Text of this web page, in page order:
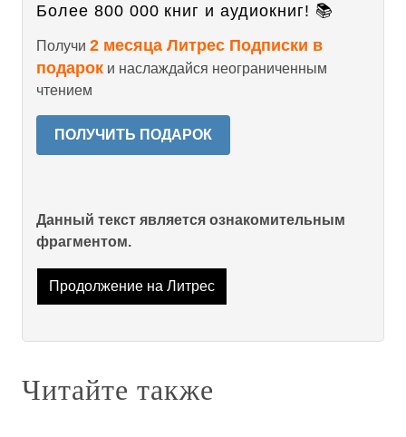
Более 800 000 книг и аудиокниг! 📚
Получи 2 месяца Литрес Подписки в
подарок и наслаждайся неограниченным
чтением
ПОЛУЧИТЬ ПОДАРОК
Данный текст является ознакомительным
фрагментом.
Продолжение на Литрес
Читайте также